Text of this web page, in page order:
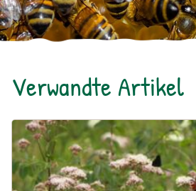
Verwandte Artikel
Ein blühendes